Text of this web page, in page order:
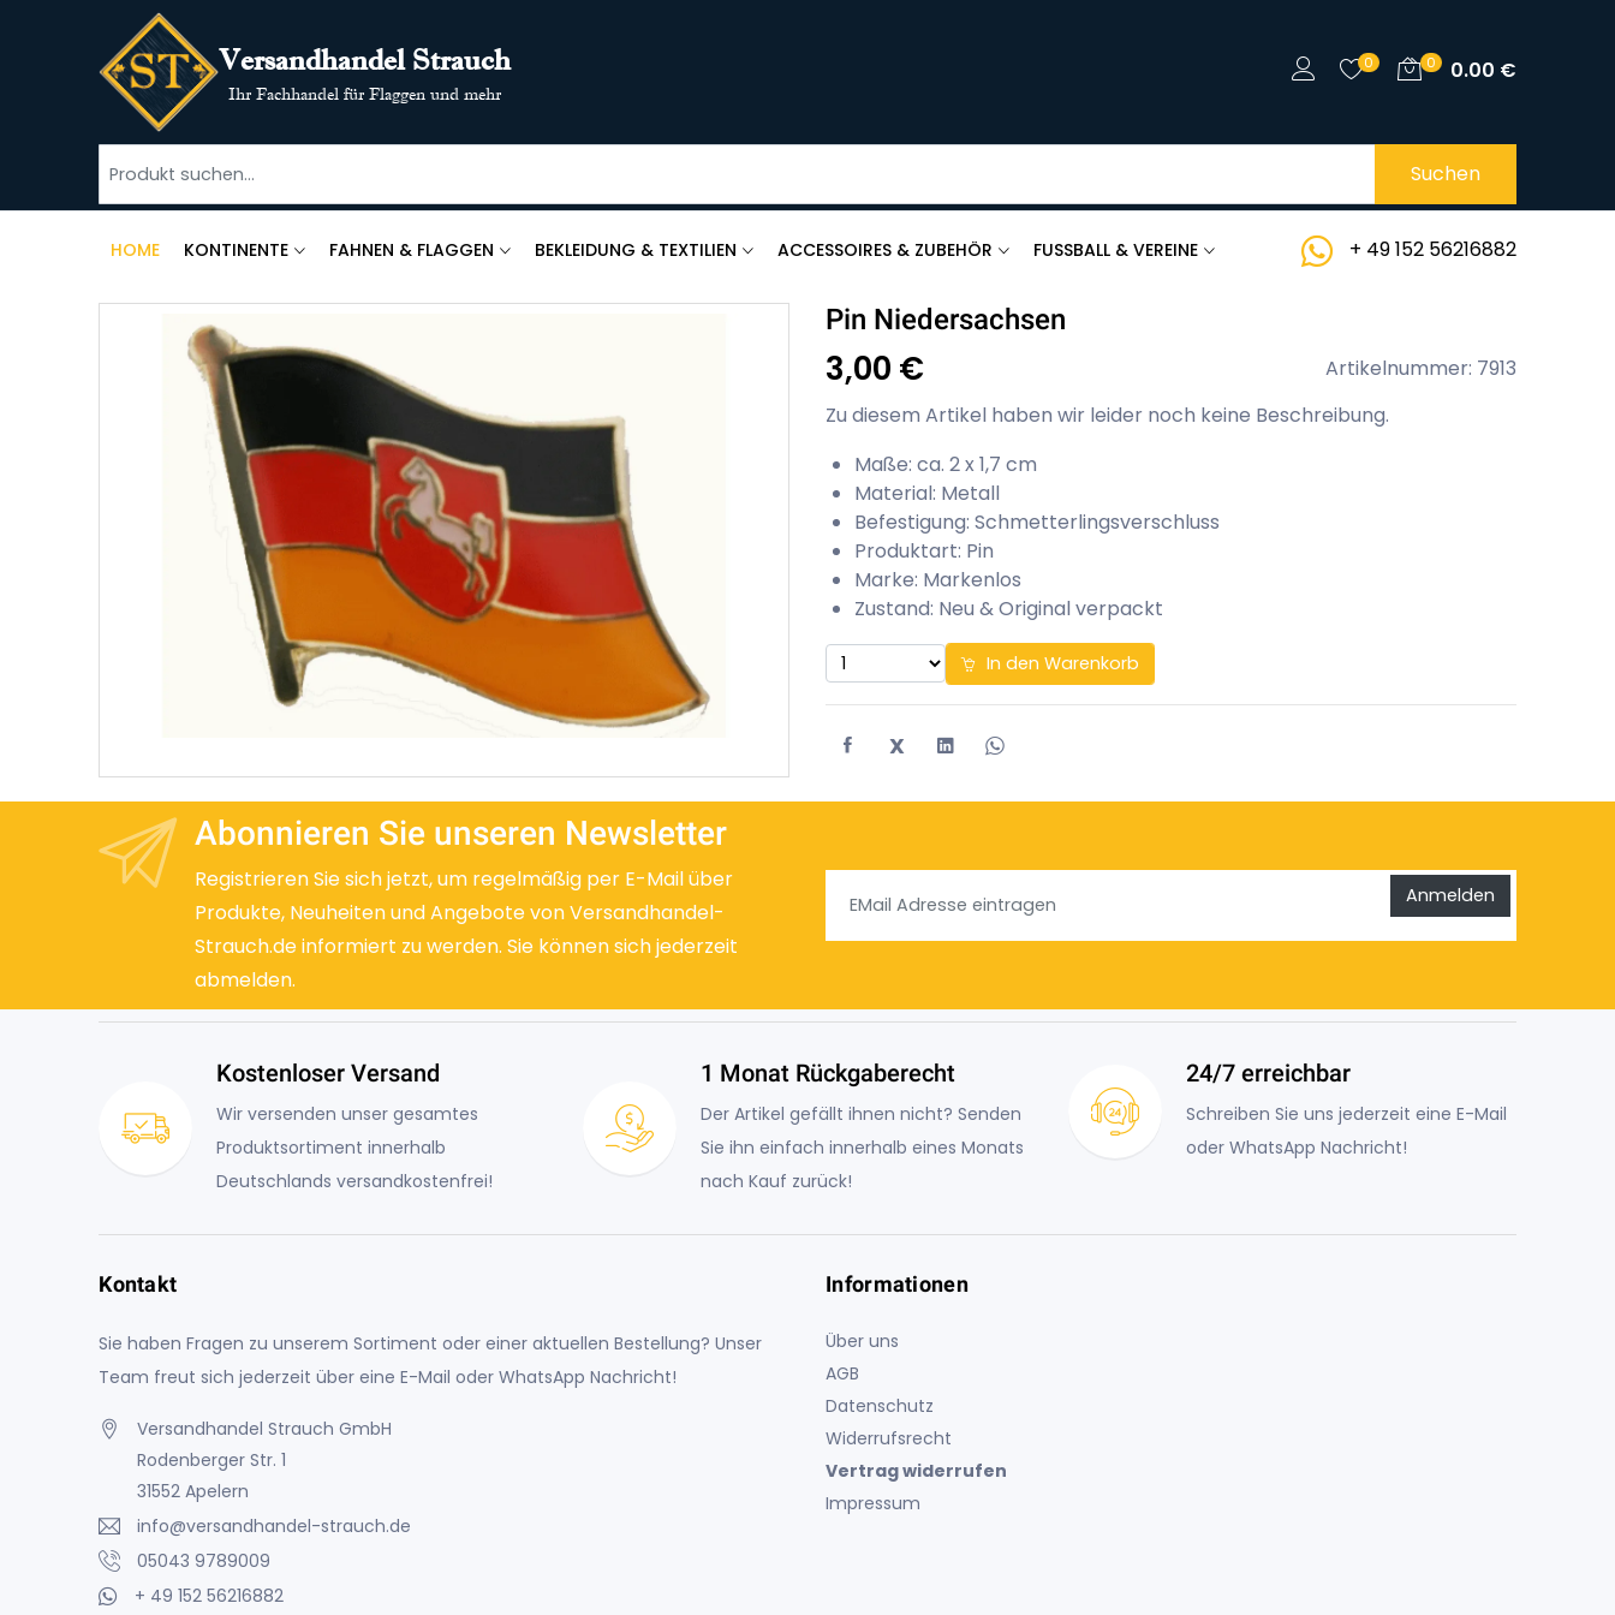
Versandhandel Strauch
Ihr Fachhandel für Flaggen und mehr
0 0 0.00 €
Suchen
HOME KONTINENTE FAHNEN & FLAGGEN BEKLEIDUNG & TEXTILIEN ACCESSOIRES & ZUBEHÖR FUSSBALL & VEREINE + 49 152 56216882
Pin Niedersachsen
3,00 €
Artikelnummer: 7913
Zu diesem Artikel haben wir leider noch keine Beschreibung.
Maße: ca. 2 x 1,7 cm
Material: Metall
Befestigung: Schmetterlingsverschluss
Produktart: Pin
Marke: Markenlos
Zustand: Neu & Original verpackt
In den Warenkorb
X
Abonnieren Sie unseren Newsletter
Registrieren Sie sich jetzt, um regelmäßig per E-Mail über
Produkte, Neuheiten und Angebote von Versandhandel-
Strauch.de informiert zu werden. Sie können sich jederzeit
abmelden.
Anmelden
Kostenloser Versand
Wir versenden unser gesamtes
Produktsortiment innerhalb
Deutschlands versandkostenfrei!
1 Monat Rückgaberecht
Der Artikel gefällt ihnen nicht? Senden
Sie ihn einfach innerhalb eines Monats
nach Kauf zurück!
24/7 erreichbar
Schreiben Sie uns jederzeit eine E-Mail
oder WhatsApp Nachricht!
Kontakt
Sie haben Fragen zu unserem Sortiment oder einer aktuellen Bestellung? Unser
Team freut sich jederzeit über eine E-Mail oder WhatsApp Nachricht!
Versandhandel Strauch GmbH
Rodenberger Str. 1
31552 Apelern
info@versandhandel-strauch.de
05043 9789009
+ 49 152 56216882
Informationen
Über uns
AGB
Datenschutz
Widerrufsrecht
Vertrag widerrufen
Impressum